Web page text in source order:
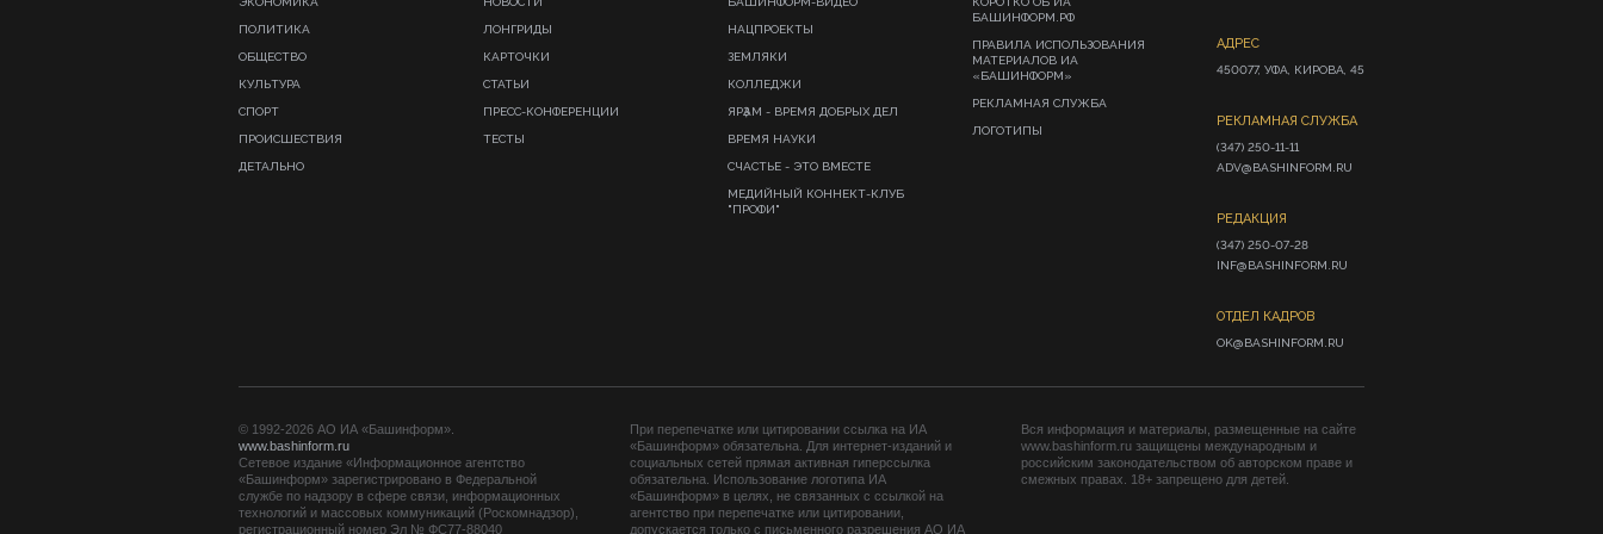
ПОЛИТИКА
ОБЩЕСТВО
КУЛЬТУРА
СПОРТ
ПРОИСШЕСТВИЯ
ДЕТАЛЬНО
ЛОНГРИДЫ
КАРТОЧКИ
СТАТЬИ
ПРЕСС-КОНФЕРЕНЦИИ
ТЕСТЫ
НАЦПРОЕКТЫ
ЗЕМЛЯКИ
КОЛЛЕДЖИ
ЯРҘАМ - ВРЕМЯ ДОБРЫХ ДЕЛ
ВРЕМЯ НАУКИ
СЧАСТЬЕ - ЭТО ВМЕСТЕ
МЕДИЙНЫЙ КОННЕКТ-КЛУБ
"ПРОФИ"
БАШИНФОРМ.РФ
ПРАВИЛА ИСПОЛЬЗОВАНИЯ
МАТЕРИАЛОВ ИА
«БАШИНФОРМ»
РЕКЛАМНАЯ СЛУЖБА
ЛОГОТИПЫ
АДРЕС
450077, УФА, КИРОВА, 45
РЕКЛАМНАЯ СЛУЖБА
(347) 250-11-11
ADV@BASHINFORM.RU
РЕДАКЦИЯ
(347) 250-07-28
INF@BASHINFORM.RU
ОТДЕЛ КАДРОВ
OK@BASHINFORM.RU
© 1992-2026 АО ИА «Башинформ».
www.bashinform.ru
Сетевое издание «Информационное агентство
«Башинформ» зарегистрировано в Федеральной
службе по надзору в сфере связи, информационных
технологий и массовых коммуникаций (Роскомнадзор),
регистрационный номер Эл № ФС77-88040
При перепечатке или цитировании ссылка на ИА
«Башинформ» обязательна. Для интернет-изданий и
социальных сетей прямая активная гиперссылка
обязательна. Использование логотипа ИА
«Башинформ» в целях, не связанных с ссылкой на
агентство при перепечатке или цитировании,
допускается только с письменного разрешения АО ИА
Вся информация и материалы, размещенные на сайте
www.bashinform.ru защищены международным и
российским законодательством об авторском праве и
смежных правах. 18+ запрещено для детей.